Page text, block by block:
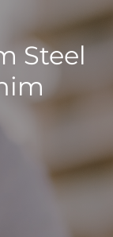
Steel